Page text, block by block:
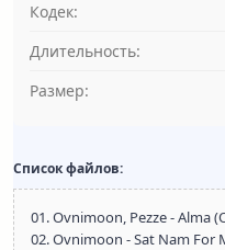
Кодек:
Длительность:
Размер:
Список файлов:
01. Ovnimoon, Pezze - Alma
02. Ovnimoon - Sat Nam For